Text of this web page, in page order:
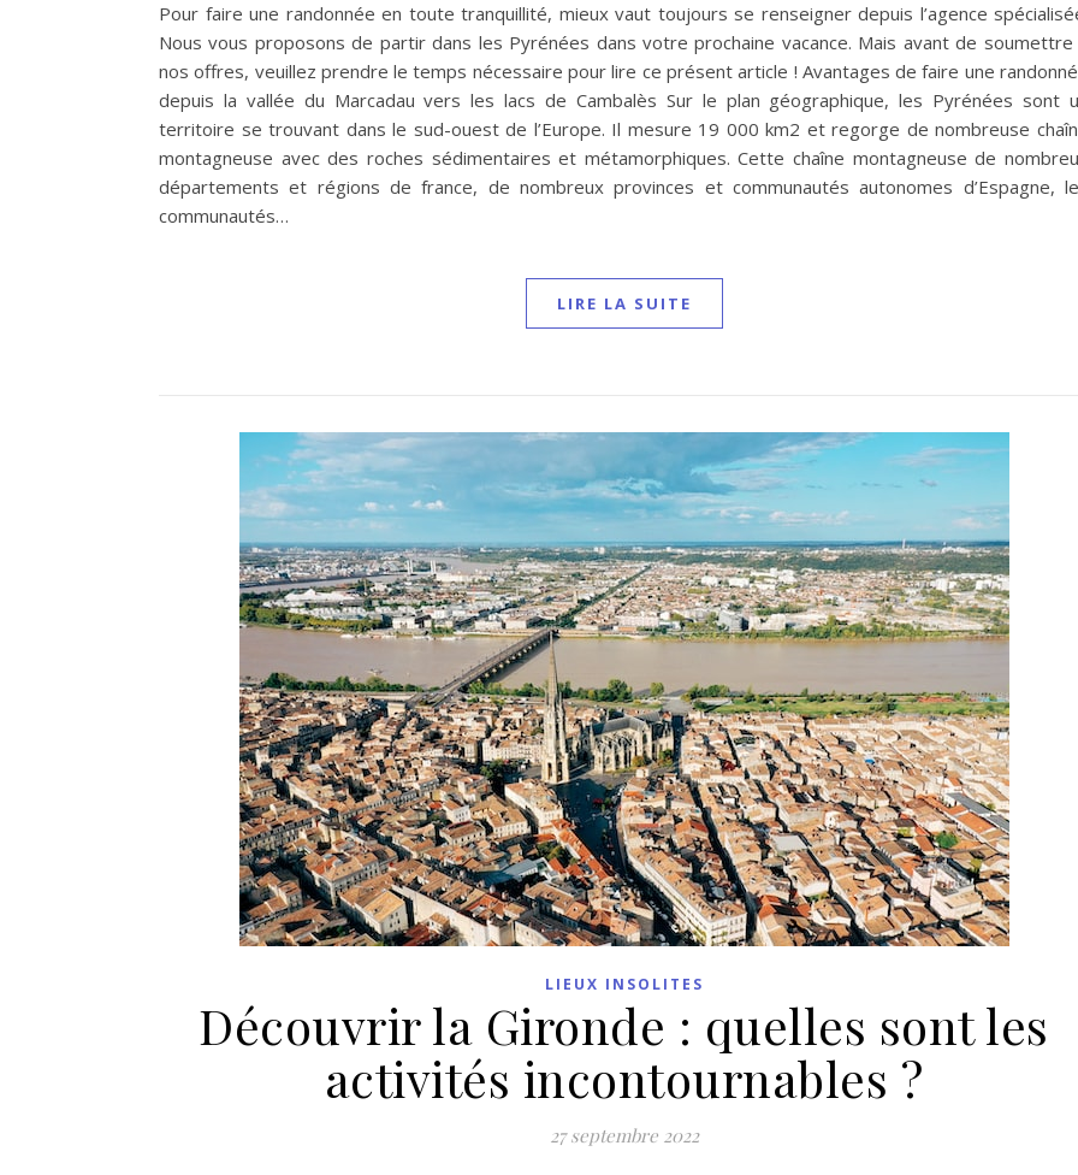
Pour faire une randonnée en toute tranquillité, mieux vaut toujours se renseigner depuis l’agence
Nous vous proposons de partir dans les Pyrénées dans votre prochaine vacance. Mais avant de soumettre
nos offres, veuillez prendre le temps nécessaire pour lire ce présent article ! Avantages de faire une
depuis la vallée du Marcadau vers les lacs de Cambalès Sur le plan géographique, les Pyrénées sont
territoire se trouvant dans le sud-ouest de l’Europe. Il mesure 19 000 km2 et regorge de nombreuse
montagneuse avec des roches sédimentaires et métamorphiques. Cette chaîne montagneuse de
départements et régions de france, de nombreux provinces et communautés autonomes d’Espagne,
communautés…
LIRE LA SUITE
LIEUX INSOLITES
Découvrir la Gironde : quelles sont les
activités incontournables ?
27 septembre 2022